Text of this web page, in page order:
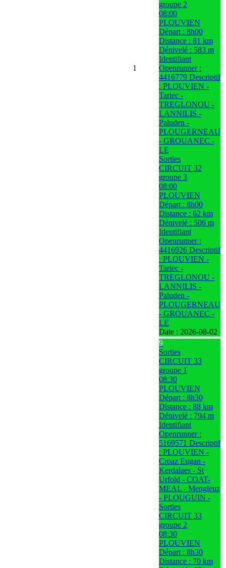
1
groupe 2
08:00
PLOUVIEN
Départ : 8h00
Distance : 81 km
Dénivelé : 583 m
Identifiant
Openrunner :
4416779 Descriptif
: PLOUVIEN -
Tariec -
TREGLONOU -
LANNILIS -
Paluden -
PLOUGERNEAU
- GROUANEC -
LE
Sorties
CIRCUIT 32
groupe 3
08:00
PLOUVIEN
Départ : 8h00
Distance : 62 km
Dénivelé : 506 m
Identifiant
Openrunner :
4416926 Descriptif
: PLOUVIEN -
Tariec -
TREGLONOU -
LANNILIS -
Paluden -
PLOUGERNEAU
- GROUANEC -
LE
Date : 2026-08-02
9
Sorties
CIRCUIT 33
groupe 1
08:30
PLOUVIEN
Départ : 8h30
Distance : 88 km
Dénivelé : 794 m
Identifiant
Openrunner :
5169571 Descriptif
: PLOUVIEN -
Croaz Eugan -
Kerdalaes - St
Urfold - COAT-
MEAL - Mengleuz
- PLOUGUIN -
Sorties
CIRCUIT 33
groupe 2
08:30
PLOUVIEN
Départ : 8h30
Distance : 70 km